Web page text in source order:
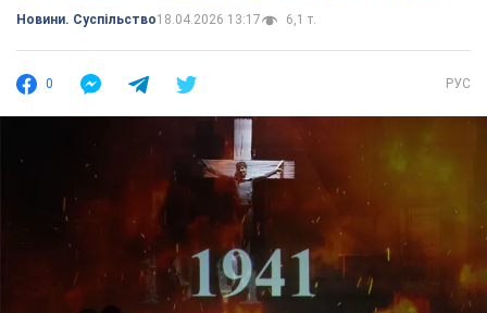
Новини. Суспільство18.04.2026 13:17 6,1 т.
0 РУС